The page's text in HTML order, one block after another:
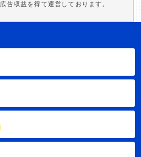
告収益を得て運営しております。